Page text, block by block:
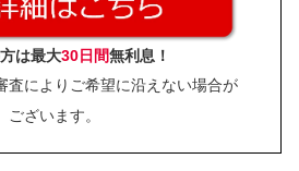
は最大30日間無利息！
査によりご希望に沿えない場合が
ございます。